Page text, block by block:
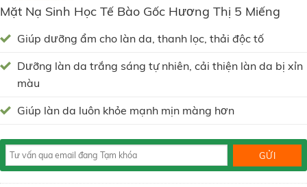
Mặt Nạ Sinh Học Tế Bào Gốc Hương Thị 5 Miếng
Giúp dưỡng ẩm cho làn da, thanh lọc, thải độc tố
Dưỡng làn da trắng sáng tự nhiên, cải thiện làn da bị xỉn
màu
Giúp làn da luôn khỏe mạnh mịn màng hơn